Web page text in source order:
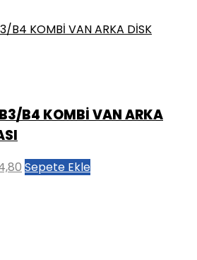
B4 KOMBİ VAN ARKA
Şu
Sepete Ekle